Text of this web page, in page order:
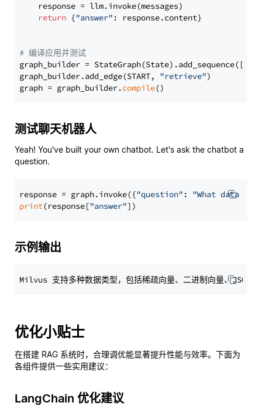
    response = llm.invoke(messages)
return {"answer" : response.content}
# 编译应用并测试
graph_builder =
graph_builder.add_edge(START, "retrieve")
graph = graph_builder.compile
测试聊天机器人
Yeah! You've built your own chatbot. Let's ask the chatbot a
question.
response = graph.invoke({"question" : "What data
print(response["answer"
示例输出
优化小贴士
在搭建 RAG 系统时，合理调优能显著提升性能与效率。下面为
各组件提供一些实用建议：
LangChain 优化建议